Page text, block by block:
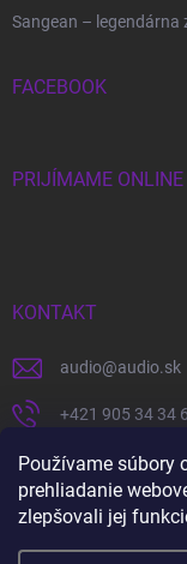
Používame súbory
prehliadanie
zlepšovali jej
Sangean –
FACEBOOK
PRIJÍMAME
KONTAKT
audio@audio.sk
+421 905 34 34
https://
audio.sk